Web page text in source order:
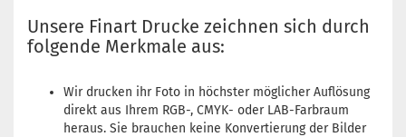
Unsere Finart Drucke zeichnen sich durch
folgende Merkmale aus:
Wir drucken ihr Foto in höchster möglicher Auflösung
direkt aus Ihrem RGB-, CMYK- oder LAB-Farbraum
heraus. Sie brauchen keine Konvertierung der Bilder